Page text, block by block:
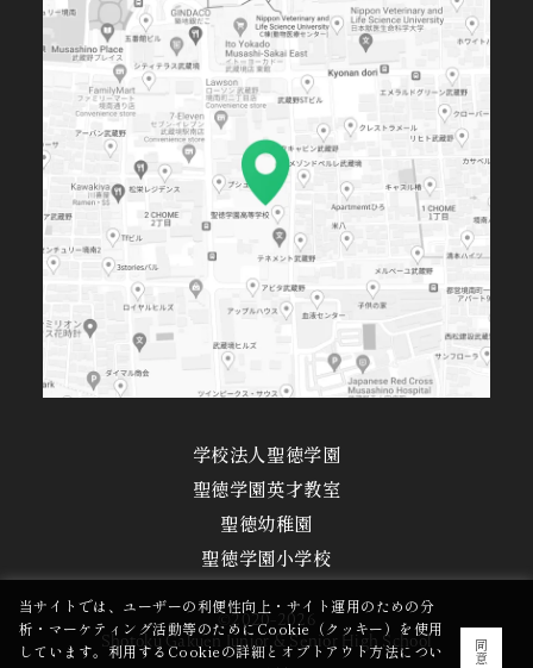
学校法人聖徳学園
聖徳学園英才教室
聖徳幼稚園
聖徳学園小学校
©2020-2026
Shotoku Gakuen Junior & Senior High School
当サイトでは、ユーザーの利便性向上・サイト運用のための分
析・マーケティング活動等のためにCookie（クッキー）を使用
しています。利用するCookieの詳細とオプトアウト方法につい
同
意